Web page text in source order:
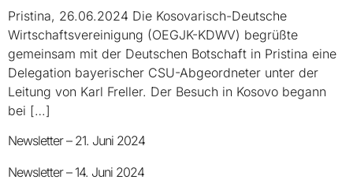
Pristina, 26.06.2024 Die Kosovarisch-Deutsche
Wirtschaftsvereinigung (OEGJK-KDWV) begrüßte
gemeinsam mit der Deutschen Botschaft in Pristina eine
Delegation bayerischer CSU-Abgeordneter unter der
Leitung von Karl Freller. Der Besuch in Kosovo begann
bei […]
Newsletter – 21. Juni 2024
Newsletter – 14. Juni 2024